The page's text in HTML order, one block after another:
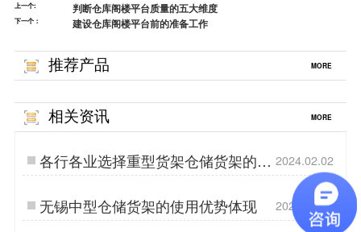
上一个: 判断仓库阁楼平台质量的五大维度
下一个： 建设仓库阁楼平台前的准备工作
推荐产品 MORE
相关资讯 MORE
各行各业选择重型货架仓储货架的技
巧
2024.02.02
无锡中型仓储货架的使用优势体现 2025.04.21